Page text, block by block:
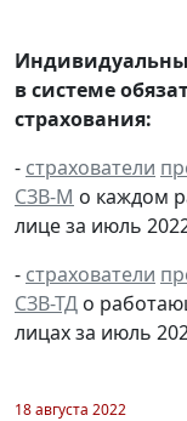
в системе
страхования:
- страхователи
СЗВ-М о каждом
лице за июль
- страхователи
СЗВ-ТД о
лицах за июль
18 августа 2022